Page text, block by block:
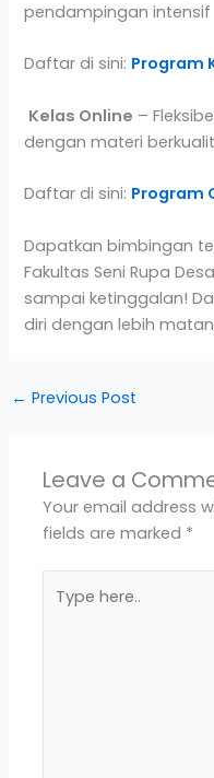
pendampingan intensif
Daftar di sini: Program
Kelas Online –
dengan materi
Daftar di sini: Program
Dapatkan bimbingan
Fakultas Seni Rupa
sampai ketinggalan!
diri dengan lebih
← Previous Post
Leave a
Your email address
fields are marked *
here..